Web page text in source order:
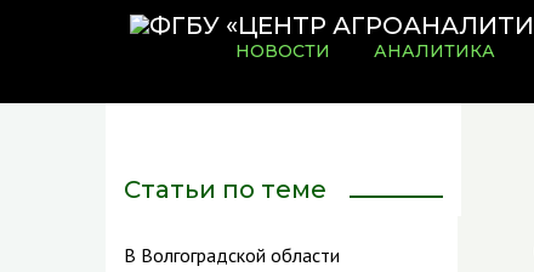
НОВОСТИ АНАЛИТИКА
Статьи по теме
В Волгоградской области